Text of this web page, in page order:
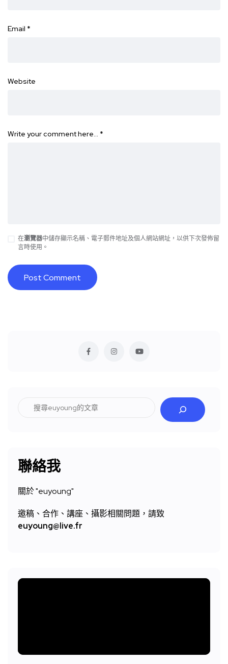
Email *
Website
Write your comment here… *
在瀏覽器中儲存顯示名稱、電子郵件地址及個人網站網址，以供下次發佈留
言時使用。
聯絡我
關於 "euyoung"
邀稿、合作、講座、攝影相關問題，請致
euyoung@live.fr